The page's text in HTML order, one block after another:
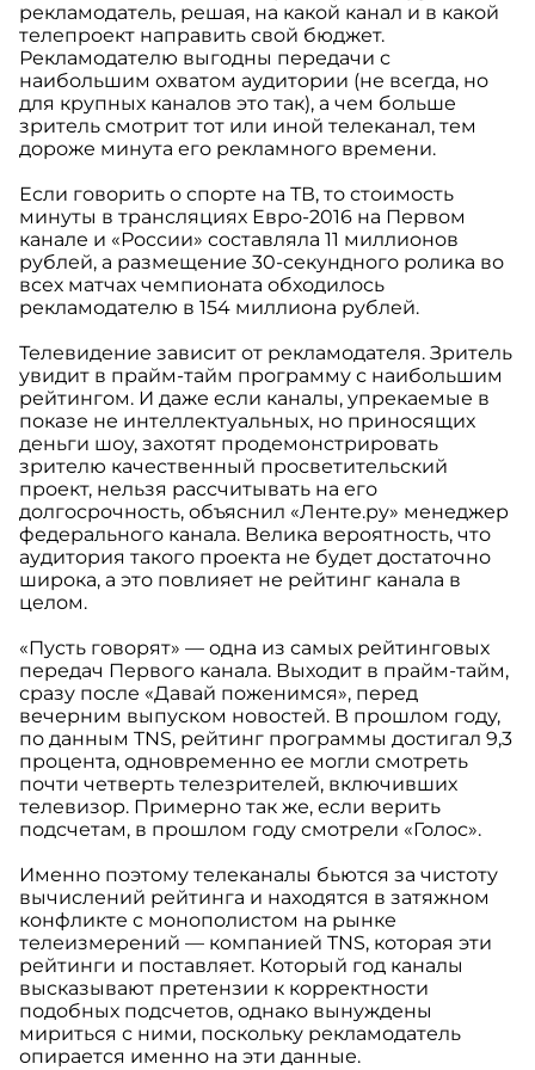
рекламодатель, решая, на какой канал и в какой
телепроект направить свой бюджет.
Рекламодателю выгодны передачи с
наибольшим охватом аудитории (не всегда, но
для крупных каналов это так), а чем больше
зритель смотрит тот или иной телеканал, тем
дороже минута его рекламного времени.
Если говорить о спорте на ТВ, то стоимость
минуты в трансляциях Евро-2016 на Первом
канале и «России» составляла 11 миллионов
рублей, а размещение 30-секундного ролика во
всех матчах чемпионата обходилось
рекламодателю в 154 миллиона рублей.
Телевидение зависит от рекламодателя. Зритель
увидит в прайм-тайм программу с наибольшим
рейтингом. И даже если каналы, упрекаемые в
показе не интеллектуальных, но приносящих
деньги шоу, захотят продемонстрировать
зрителю качественный просветительский
проект, нельзя рассчитывать на его
долгосрочность, объяснил «Ленте.ру» менеджер
федерального канала. Велика вероятность, что
аудитория такого проекта не будет достаточно
широка, а это повлияет не рейтинг канала в
целом.
«Пусть говорят» — одна из самых рейтинговых
передач Первого канала. Выходит в прайм-тайм,
сразу после «Давай поженимся», перед
вечерним выпуском новостей. В прошлом году,
по данным TNS, рейтинг программы достигал 9,3
процента, одновременно ее могли смотреть
почти четверть телезрителей, включивших
телевизор. Примерно так же, если верить
подсчетам, в прошлом году смотрели «Голос».
Именно поэтому телеканалы бьются за чистоту
вычислений рейтинга и находятся в затяжном
конфликте с монополистом на рынке
телеизмерений — компанией TNS, которая эти
рейтинги и поставляет. Который год каналы
высказывают претензии к корректности
подобных подсчетов, однако вынуждены
мириться с ними, поскольку рекламодатель
опирается именно на эти данные.